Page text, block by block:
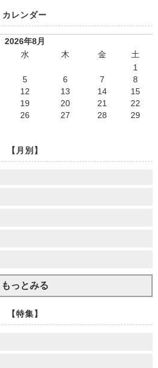
カレンダー
2026年8月
水 木 金
土
1
5 6 7
8
12 13 14
15
19 20 21
22
26 27 28
29
【月別】
もっとみる
【特集】